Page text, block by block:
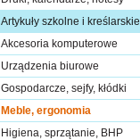
Artykuły szkolne i kreślarskie
Akcesoria komputerowe
Urządzenia biurowe
Gospodarcze, sejfy, kłódki
Meble, ergonomia
Higiena, sprzątanie, BHP